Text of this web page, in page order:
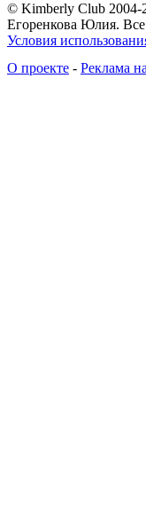
© Kimberly Club 2004-
Егоренкова Юлия.
Условия
О проекте - Реклама